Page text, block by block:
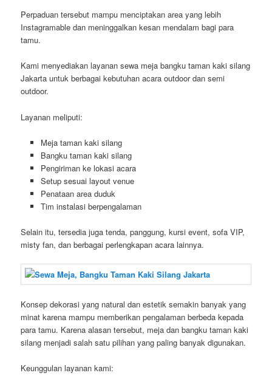
Perpaduan tersebut mampu menciptakan area yang lebih
Instagramable dan meninggalkan kesan mendalam bagi para
tamu.
Kami menyediakan layanan sewa meja bangku taman kaki silang
Jakarta untuk berbagai kebutuhan acara outdoor dan semi
outdoor.
Layanan meliputi:
Meja taman kaki silang
Bangku taman kaki silang
Pengiriman ke lokasi acara
Setup sesuai layout venue
Penataan area duduk
Tim instalasi berpengalaman
Selain itu, tersedia juga tenda, panggung, kursi event, sofa VIP,
misty fan, dan berbagai perlengkapan acara lainnya.
Konsep dekorasi yang natural dan estetik semakin banyak yang
minat karena mampu memberikan pengalaman berbeda kepada
para tamu. Karena alasan tersebut, meja dan bangku taman kaki
silang menjadi salah satu pilihan yang paling banyak digunakan.
Keunggulan layanan kami: